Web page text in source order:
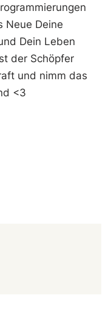
Neue Deine
Dein Leben
der Schöpfer
und nimm das
<3